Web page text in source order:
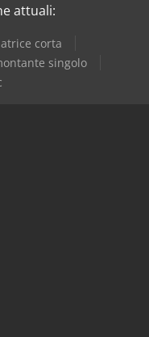
attuali:
corta
singolo